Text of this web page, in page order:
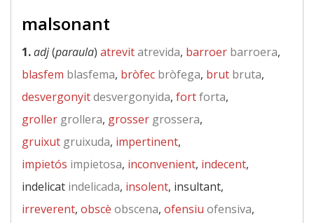
malsonant
1.adj(paraula) atrevitatrevida, barroer barroera,
blasfem blasfema, bròfec bròfega, brut bruta,
desvergonyitdesvergonyida, fortforta,
groller grollera, grosser grossera,
gruixut gruixuda, impertinent,
impietós impietosa, inconvenient, indecent,
indelicat indelicada, insolent, insultant,
irreverent, obscè obscena, ofensiu ofensiva,